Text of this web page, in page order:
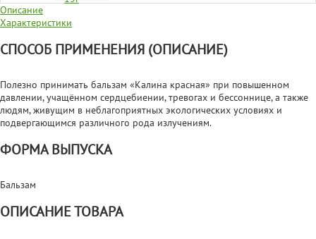
Описание
Характеристики
СПОСОБ ПРИМЕНЕНИЯ (ОПИСАНИЕ)
Полезно принимать бальзам «Калина красная» при повышенном
давлении, учащённом сердцебиении, тревогах и бессоннице, а также
людям, живущим в неблагоприятных экологических условиях и
подвергающимся различного рода излучениям.
ФОРМА ВЫПУСКА
Бальзам
ОПИСАНИЕ ТОВАРА